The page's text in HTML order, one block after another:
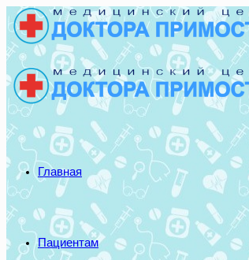
Главная
Пациентам